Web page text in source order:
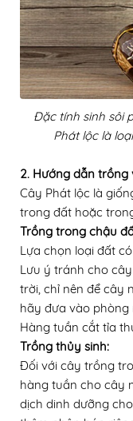
Đặc tính sinh sôi
Phát lộc là
2. Hướng dẫn trồng
Cây Phát lộc là
trong đất hoặc
Trồng trong chậu
Lựa chọn loại đất
Lưu ý tránh cho
trời, chỉ nên để cây
hãy đưa vào phòng
Hàng tuần cắt tỉa
Trồng thủy sinh:
Đối với cây trồng
hàng tuần cho cây
dịch dinh dưỡng